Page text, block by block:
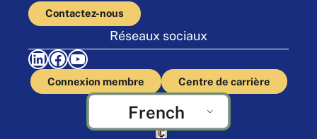
Contactez-nous
Réseaux sociaux
LinkedIn Facebook YouTube
Connexion membre Centre de carrière
French
Fabriqué par Cornershop Creative